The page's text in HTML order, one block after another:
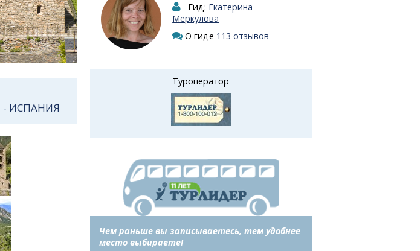
- ИСПАНИЯ
Гид: Екатерина
Меркулова
О гиде 113 отзывов
Туроператор
Чем раньше вы записываетесь, тем удобнее
место выбираете!